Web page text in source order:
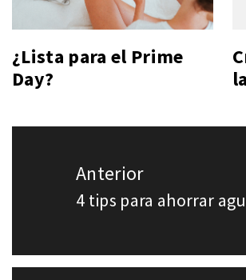
¿Lista para el Prime
Day?
entradas
Anterior
Entrada
4 tips para ahorrar